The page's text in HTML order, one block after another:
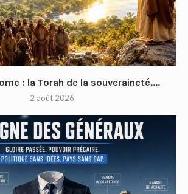
: la Torah de la souveraineté....
2 août 2026